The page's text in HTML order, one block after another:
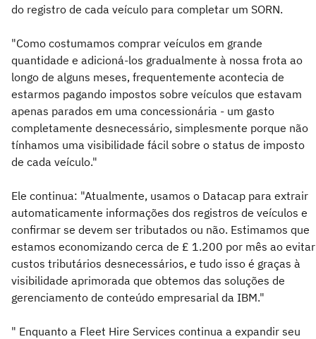
do registro de cada veículo para completar um SORN.
"Como costumamos comprar veículos em grande
quantidade e adicioná-los gradualmente à nossa frota ao
longo de alguns meses, frequentemente acontecia de
estarmos pagando impostos sobre veículos que estavam
apenas parados em uma concessionária - um gasto
completamente desnecessário, simplesmente porque não
tínhamos uma visibilidade fácil sobre o status de imposto
de cada veículo."
Ele continua: "Atualmente, usamos o Datacap para extrair
automaticamente informações dos registros de veículos e
confirmar se devem ser tributados ou não. Estimamos que
estamos economizando cerca de £ 1.200 por mês ao evitar
custos tributários desnecessários, e tudo isso é graças à
visibilidade aprimorada que obtemos das soluções de
gerenciamento de conteúdo empresarial da IBM."
" Enquanto a Fleet Hire Services continua a expandir seu